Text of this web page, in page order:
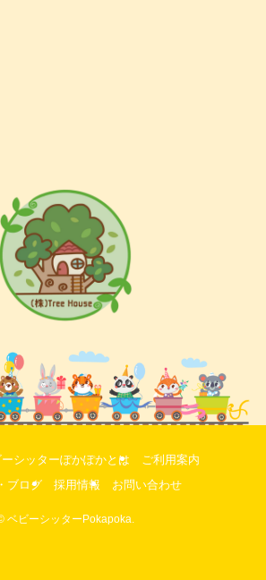
シッターぽかぽかとは
ご利用案内
ブログ
採用情報 お問い合わせ
ベビーシッターPokapoka.